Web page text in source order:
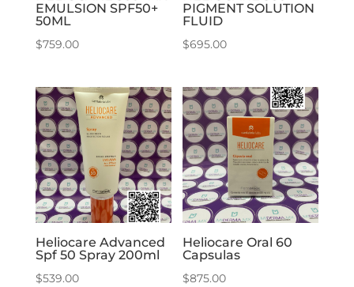
EMULSION SPF50+
50ML
$759.00
PIGMENT SOLUTION
FLUID
$695.00
Heliocare Advanced
Spf 50 Spray 200ml
$539.00
Heliocare Oral 60
Capsulas
$875.00